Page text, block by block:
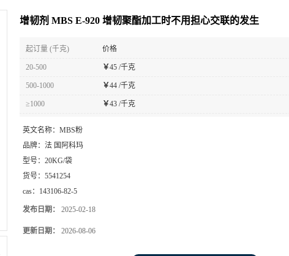
增韧剂 MBS E-920 增韧聚酯加工时不用担心交联的发生
起订量 (千克) 价格
20-500 ￥45 /千克
500-1000 ￥44 /千克
≥1000 ￥43 /千克
英文名称： MBS粉
品牌： 法 国阿科玛
型号： 20KG/袋
货号： 5541254
cas： 143106-82-5
发布日期： 2025-02-18
更新日期： 2026-08-06